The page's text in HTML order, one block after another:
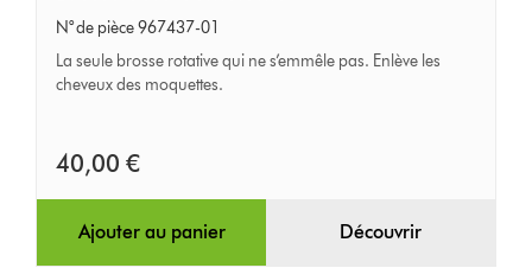
auto-
démêlante
N° de pièce 967437-01
La seule brosse rotative qui ne s’emmêle pas. Enlève les
cheveux des moquettes.
40,00 €
Ajouter au panier Découvrir